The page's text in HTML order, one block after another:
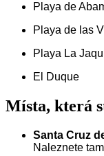
Playa de
Playa de las
Playa La
El Duque
Místa, která
Santa Cruz
Naleznete